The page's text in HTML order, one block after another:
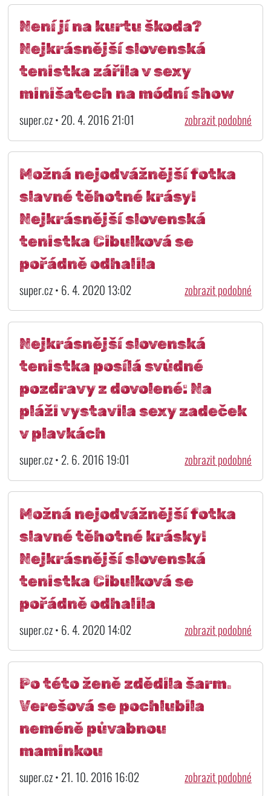
Není jí na kurtu škoda?
Nejkrásnější slovenská
tenistka zářila v sexy
minišatech na módní show
super.cz • 20. 4. 2016 21:01 zobrazit podobné
Možná nejodvážnější fotka
slavné těhotné krásy!
Nejkrásnější slovenská
tenistka Cibulková se
pořádně odhalila
super.cz • 6. 4. 2020 13:02 zobrazit podobné
Nejkrásnější slovenská
tenistka posílá svůdné
pozdravy z dovolené: Na
pláži vystavila sexy zadeček
v plavkách
super.cz • 2. 6. 2016 19:01 zobrazit podobné
Možná nejodvážnější fotka
slavné těhotné krásky!
Nejkrásnější slovenská
tenistka Cibulková se
pořádně odhalila
super.cz • 6. 4. 2020 14:02 zobrazit podobné
Po této ženě zdědila šarm.
Verešová se pochlubila
neméně půvabnou
maminkou
super.cz • 21. 10. 2016 16:02 zobrazit podobné